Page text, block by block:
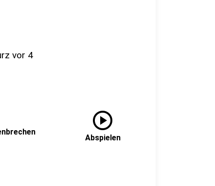
vor 4
play_circle
Abspielen